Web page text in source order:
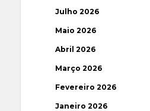
Julho 2026
Maio 2026
Abril 2026
Março 2026
Fevereiro 2026
Janeiro 2026